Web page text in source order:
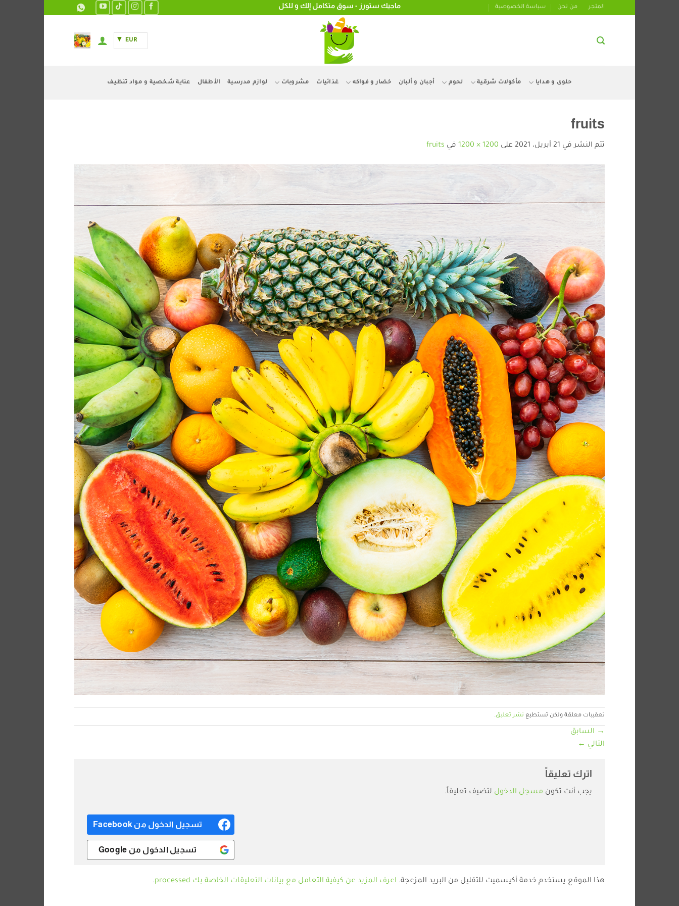
المتجر من نحن سياسة الخصوصية ماجيك ستورز - سوق متكامل إلك و للكل
EUR
حلوى و هدايا مأكولات شرقية لحوم أجبان و ألبان خضار و فواكه غذائيات مشروبات لوازم مدرسية الأطفال عناية شخصية و مواد تنظيف
fruits
تتم النشر في 21 أبريل، 2021 على 1200 × 1200 في fruits
تعقيبات معلقة ولكن تستطيع نشر تعليق.
→ السابق
التالي ←
اترك تعليقاً
يجب أنت تكون مسجل الدخول لتضيف تعليقاً.
تسجيل الدخول من Facebook
تسجيل الدخول من Google
هذا الموقع يستخدم خدمة أكيسميت للتقليل من البريد المزعجة. اعرف المزيد عن كيفية التعامل مع بيانات التعليقات الخاصة بك processed .